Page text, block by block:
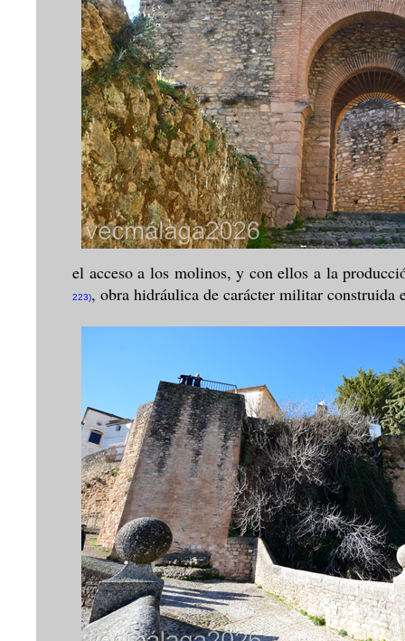
el acceso a los molinos, y con ellos a la
223), obra hidráulica de carácter militar construida